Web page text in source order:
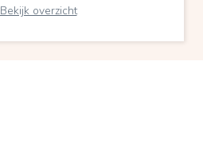
Bekijk overzicht